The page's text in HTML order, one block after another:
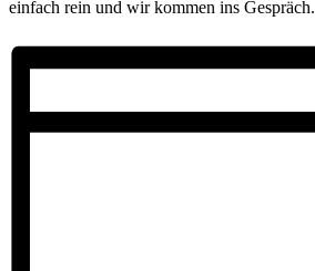
einfach rein und wir kommen ins Gespräch.